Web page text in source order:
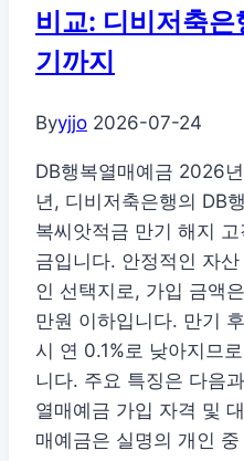
비교: 디비저축
기까지
Byyjjo 2026-07-24
DB행복열매예금 2026
년, 디비저축은행의 DB
복씨앗적금 만기 해지
금입니다. 안정적인 자
인 선택지로, 가입 금액
만원 이하입니다. 만기
시 연 0.1%로 낮아지므
니다. 주요 특징은 다음
열매예금 가입 자격 및
매예금은 실명의 개인